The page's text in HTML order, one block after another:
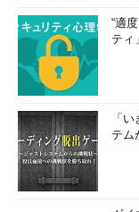
“適
ティ
「
テム